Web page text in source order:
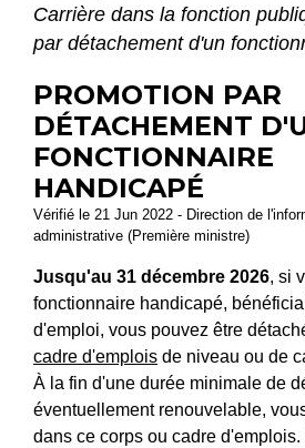
Carrière dans la fonction
par détachement d'un
PROMOTION PAR
DÉTACHEMENT
FONCTIONNAIRE
HANDICAPÉ
Vérifié le 21 Jun 2022 - Direction de
administrative (Première ministre)
Jusqu'au 31 décembre 2026, si
fonctionnaire handicapé,
d'emploi, vous pouvez être
cadre d'emplois de niveau ou de
À la fin d'une durée minimale de
éventuellement renouvelable,
dans ce corps ou cadre